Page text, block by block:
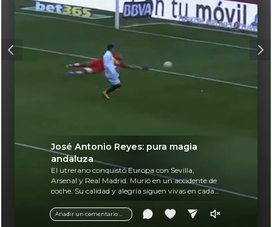
Añadir un comentario ...
José Antonio Reyes: pura magia
andaluza
El utrerano conquistó Europa con Sevilla,
Arsenal y Real Madrid. Murió en un accidente de
coche. Su calidad y alegría siguen vivas en cada